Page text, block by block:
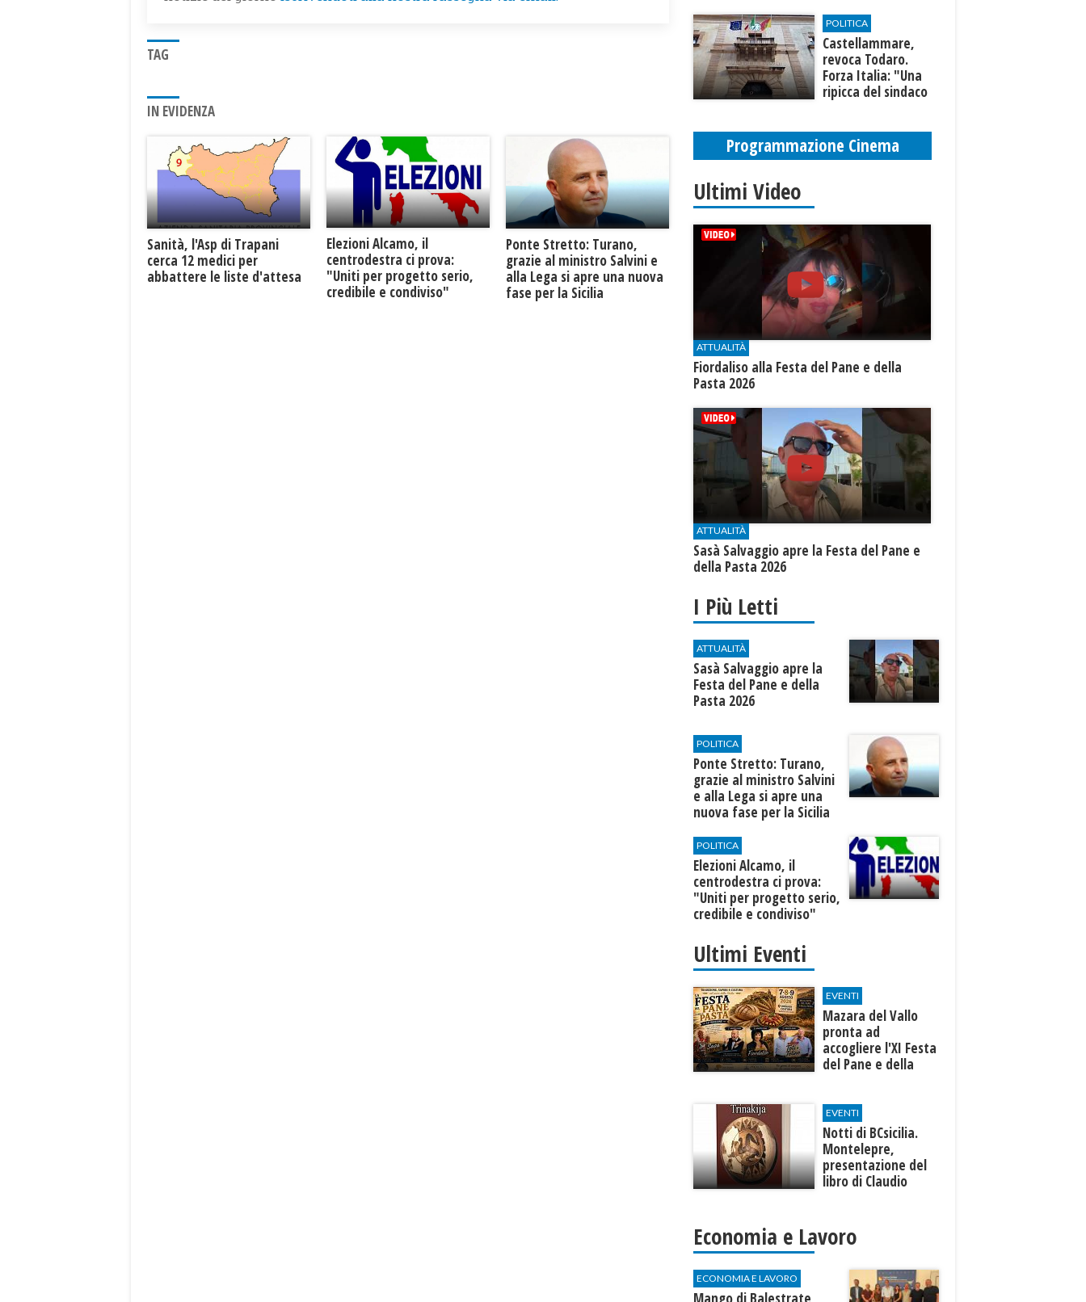
TAG
IN EVIDENZA
Sanità, l'Asp di Trapani
cerca 12 medici per
abbattere le liste d'attesa
Elezioni Alcamo, il
centrodestra ci prova:
"Uniti per progetto serio,
credibile e condiviso"
Ponte Stretto: Turano,
grazie al ministro Salvini e
alla Lega si apre una nuova
fase per la Sicilia
POLITICA
Castellammare,
revoca Todaro.
Forza Italia: "Una
ripicca del sindaco
Programmazione Cinema
Ultimi Video
ATTUALITÀ
Fiordaliso alla Festa del Pane e della
Pasta 2026
ATTUALITÀ
Sasà Salvaggio apre la Festa del Pane e
della Pasta 2026
I Più Letti
ATTUALITÀ
Sasà Salvaggio apre la
Festa del Pane e della
Pasta 2026
POLITICA
Ponte Stretto: Turano,
grazie al ministro Salvini
e alla Lega si apre una
nuova fase per la Sicilia
POLITICA
Elezioni Alcamo, il
centrodestra ci prova:
"Uniti per progetto serio,
credibile e condiviso"
Ultimi Eventi
EVENTI
Mazara del Vallo
pronta ad
accogliere l'XI Festa
del Pane e della
EVENTI
Notti di BCsicilia.
Montelepre,
presentazione del
libro di Claudio
Economia e Lavoro
ECONOMIA E LAVORO
Mango di Balestrate,